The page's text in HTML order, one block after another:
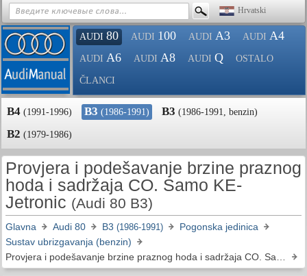
Hrvatski
AUDI 80 AUDI 100 AUDI A3 AUDI A4
AUDI A6 AUDI A8 AUDI Q OSTALO
ČLANCI
B4 (1991-1996) B3 (1986-1991) B3 (1986-1991, benzin)
B2 (1979-1986)
Provjera i podešavanje brzine praznog
hoda i sadržaja CO. Samo KE-
Jetronic (Audi 80 B3)
Glavna Audi 80 B3 (1986-1991)
Pogonska jedinica
Sustav ubrizgavanja (benzin)